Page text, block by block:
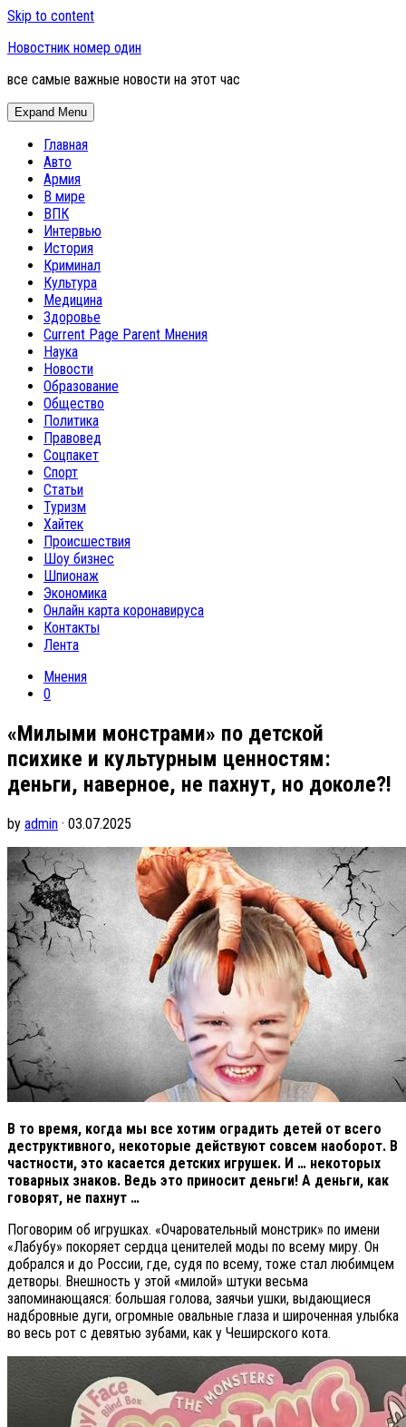
Skip to content
Новостник номер один
все самые важные новости на этот час
Expand Menu
Главная
Авто
Армия
В мире
ВПК
Интервью
История
Криминал
Культура
Медицина
Здоровье
Current Page Parent Мнения
Наука
Новости
Образование
Общество
Политика
Правовед
Соцпакет
Спорт
Статьи
Туризм
Хайтек
Происшествия
Шоу бизнес
Шпионаж
Экономика
Онлайн карта коронавируса
Контакты
Лента
Мнения
0
«Милыми монстрами» по детской
психике и культурным ценностям:
деньги, наверное, не пахнут, но доколе?!
by admin · 03.07.2025
В то время, когда мы все хотим оградить детей от всего
деструктивного, некоторые действуют совсем наоборот. В
частности, это касается детских игрушек. И … некоторых
товарных знаков. Ведь это приносит деньги! А деньги, как
говорят, не пахнут …
Поговорим об игрушках. «Очаровательный монстрик» по имени
«Лабубу» покоряет сердца ценителей моды по всему миру. Он
добрался и до России, где, судя по всему, тоже стал любимцем
детворы. Внешность у этой «милой» штуки весьма
запоминающаяся: большая голова, заячьи ушки, выдающиеся
надбровные дуги, огромные овальные глаза и широченная улыбка
во весь рот с девятью зубами, как у Чеширского кота.